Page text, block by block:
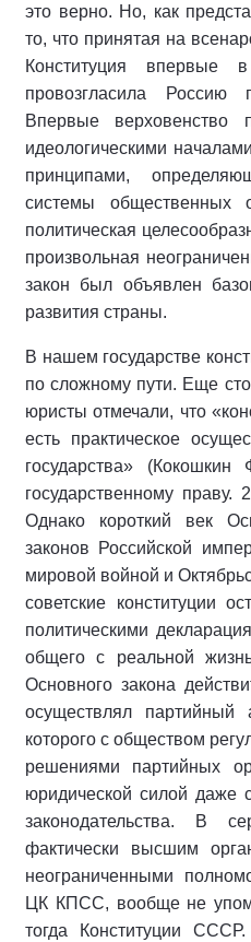
это верно. Но, как
то, что принятая на
Конституция впервые
провозгласила Россию
Впервые верховенство
идеологическими
принципами,
системы общественных
политическая
произвольная
закон был объявлен
развития страны.
В нашем государстве
по сложному пути. Еще
юристы отмечали, что
есть практическое
государства»
государственному
Однако короткий век
законов Российской
мировой войной и
советские конституции
политическими
общего с реальной
Основного закона
осуществлял партийный
которого с обществом
решениями партийных
юридической силой даже
законодательства. В
фактически высшим
неограниченными
ЦК КПСС, вообще не
тогда Конституции